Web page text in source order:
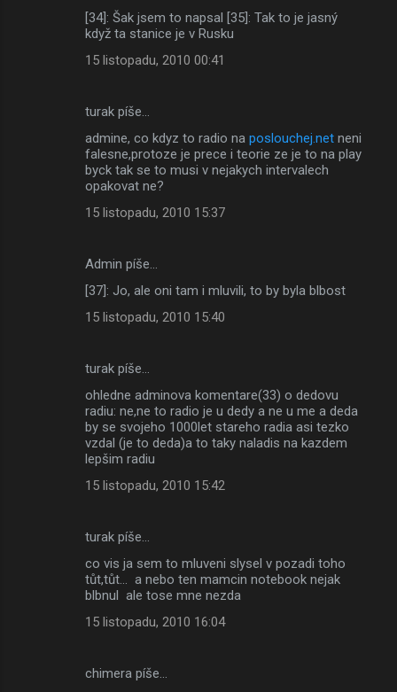
[34]: Šak jsem to napsal [35]: Tak to je jasný
když ta stanice je v Rusku
15 listopadu, 2010 00:41
turak píše…
admine, co kdyz to radio na poslouchej.net neni
falesne,protoze je prece i teorie ze je to na play
byck tak se to musi v nejakych intervalech
opakovat ne?
15 listopadu, 2010 15:37
Admin píše…
[37]: Jo, ale oni tam i mluvili, to by byla blbost
15 listopadu, 2010 15:40
turak píše…
ohledne adminova komentare(33) o dedovu
radiu: ne,ne to radio je u dedy a ne u me a deda
by se svojeho 1000let stareho radia asi tezko
vzdal (je to deda)a to taky naladis na kazdem
lepšim radiu
15 listopadu, 2010 15:42
turak píše…
co vis ja sem to mluveni slysel v pozadi toho
tůt,tůt... a nebo ten mamcin notebook nejak
blbnul ale tose mne nezda
15 listopadu, 2010 16:04
chimera píše…